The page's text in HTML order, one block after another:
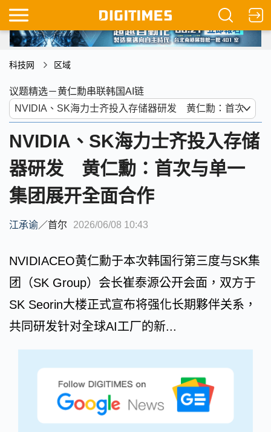
科技网 区域
议题精选－黄仁勳串联韩国AI链
NVIDIA、SK海力士齐投入存储
器研发 黄仁勳：首次与单一
集团展开全面合作
江承谕／首尔 2026/06/08 10:43
NVIDIACEO黄仁勳于本次韩国行第三度与SK集
团（SK Group）会长崔泰源公开会面，双方于
SK Seorin大楼正式宣布将强化长期夥伴关系，
共同研发针对全球AI工厂的新...